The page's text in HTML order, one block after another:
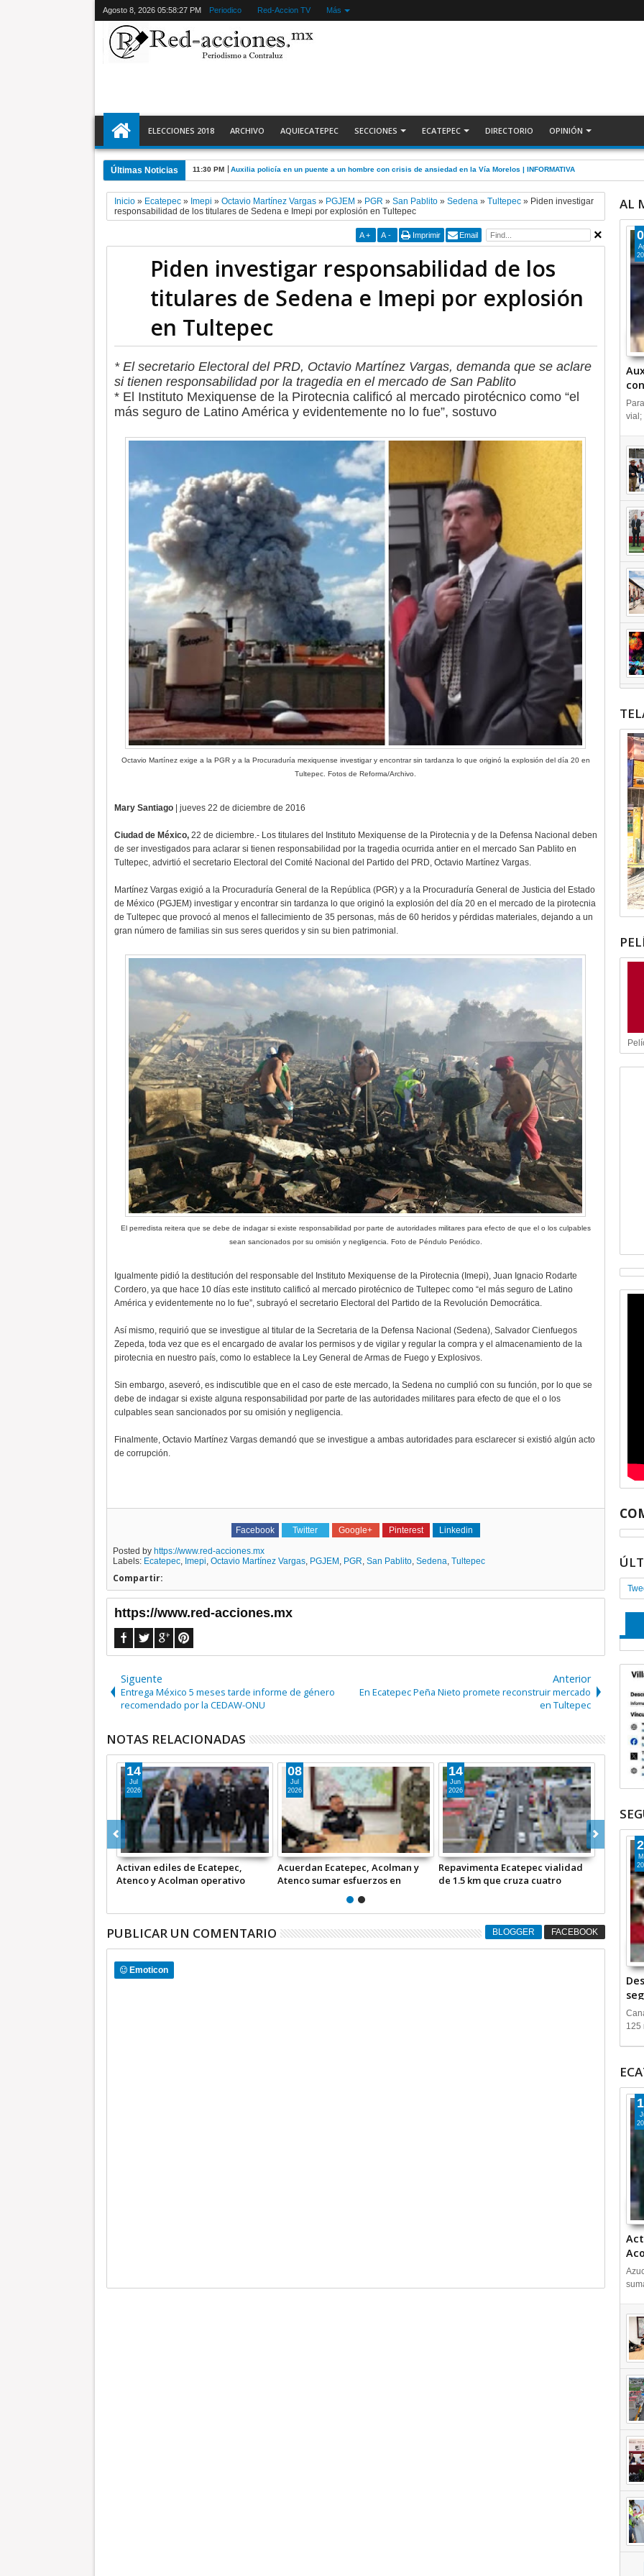
Agosto 8, 2026 05:58:29 PM Periodico Red-Accion TV Más
ELECCIONES 2018 ARCHIVO AQUIECATEPEC SECCIONES ECATEPEC DIRECTORIO OPINIÓN
Últimas Noticias 11:30 PM Auxilia policía en un puente a un hombre con crisis de ansiedad en la Vía Morelos | INFORMATIVA
Inicio» Ecatepec» Imepi » Octavio Martínez Vargas» PGJEM » PGR » San Pablito» Sedena» Tultepec» Piden investigar
responsabilidad de los titulares de Sedena e Imepi por explosión en Tultepec
A + A - Imprimir Email
Piden investigar responsabilidad de los
titulares de Sedena e Imepi por explosión
en Tultepec
* El secretario Electoral del PRD, Octavio Martínez Vargas, demanda que se aclare
si tienen responsabilidad por la tragedia en el mercado de San Pablito
* El Instituto Mexiquense de la Pirotecnia calificó al mercado pirotécnico como “el
más seguro de Latino América y evidentemente no lo fue”, sostuvo
Octavio Martínez exige a la PGR y a la Procuraduría mexiquense investigar y encontrar sin tardanza lo que originó la explosión del día 20 en
Tultepec. Fotos de Reforma/Archivo.
Mary Santiago| jueves 22 de diciembre de 2016
Ciudad de México,22 de diciembre.- Los titulares del Instituto Mexiquense de la Pirotecnia y de la Defensa Nacional deben
de ser investigados para aclarar si tienen responsabilidad por la tragedia ocurrida antier en el mercado San Pablito en
Tultepec, advirtió el secretario Electoral del Comité Nacional del Partido del PRD, Octavio Martínez Vargas.
Martínez Vargas exigió a la Procuraduría General de la República (PGR) y a la Procuraduría General de Justicia del Estado
de México (PGJEM) investigar y encontrar sin tardanza lo que originó la explosión del día 20 en el mercado de la pirotecnia
de Tultepec que provocó al menos el fallecimiento de 35 personas, más de 60 heridos y pérdidas materiales, dejando a un
gran número de familias sin sus seres queridos y sin su bien patrimonial.
El perredista reitera que se debe de indagar si existe responsabilidad por parte de autoridades militares para efecto de que el o los culpables
sean sancionados por su omisión y negligencia. Foto de Péndulo Periódico.
Igualmente pidió la destitución del responsable del Instituto Mexiquense de la Pirotecnia (Imepi), Juan Ignacio Rodarte
Cordero, ya que hace 10 días este instituto calificó al mercado pirotécnico de Tultepec como “el más seguro de Latino
América y evidentemente no lo fue”, subrayó el secretario Electoral del Partido de la Revolución Democrática.
Así mismo, requirió que se investigue al titular de la Secretaria de la Defensa Nacional (Sedena), Salvador Cienfuegos
Zepeda, toda vez que es el encargado de avalar los permisos y de vigilar y regular la compra y el almacenamiento de la
pirotecnia en nuestro país, como lo establece la Ley General de Armas de Fuego y Explosivos.
Sin embargo, aseveró, es indiscutible que en el caso de este mercado, la Sedena no cumplió con su función, por lo que se
debe de indagar si existe alguna responsabilidad por parte de las autoridades militares para efecto de que el o los
culpables sean sancionados por su omisión y negligencia.
Finalmente, Octavio Martínez Vargas demandó que se investigue a ambas autoridades para esclarecer si existió algún acto
de corrupción.
Facebook Twitter Google+ Pinterest Linkedin
Posted by https://www.red-acciones.mx
Labels: Ecatepec, Imepi, Octavio Martínez Vargas, PGJEM , PGR, San Pablito, Sedena, Tultepec
Compartir:
https://www.red-acciones.mx
Siguente
Entrega México 5 meses tarde informe de género
recomendado por la CEDAW-ONU
Anterior
En Ecatepec Peña Nieto promete reconstruir mercado
en Tultepec
NOTAS RELACIONADAS
Activan ediles de Ecatepec,
Atenco y Acolman operativo
14
Jul
2026
Acuerdan Ecatepec, Acolman y
Atenco sumar esfuerzos en
08
Jul
2026
Repavimenta Ecatepec vialidad
de 1.5 km que cruza cuatro
14
Jun
2026
en el
2026
PUBLICAR UN COMENTARIO BLOGGER FACEBOOK
Emoticon
AL
vial;
125